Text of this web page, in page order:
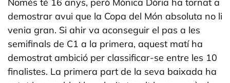
Només té 16 anys, però Mònica Dòria ha tornat a
demostrar avui que la Copa del Món absoluta no li
venia gran. Si ahir va aconseguir el pas a les
semifinals de C1 a la primera, aquest matí ha
demostrat ambició per classificar-se entre les 10
finalistes. La primera part de la seva baixada ha